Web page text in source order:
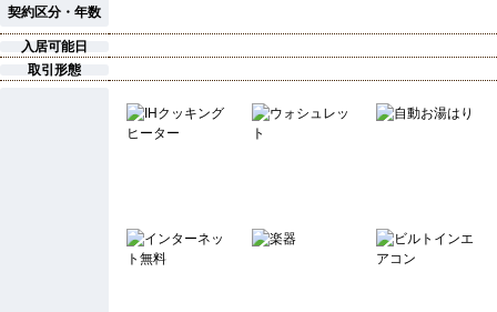
契約区分・年数
入居可能日
取引形態